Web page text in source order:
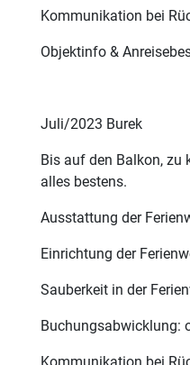
Kommunikation bei
Objektinfo &
Juli/2023 Burek
Bis auf den Balkon, zu
alles bestens.
Ausstattung der
Einrichtung der
Sauberkeit in der
Buchungsabwicklung: